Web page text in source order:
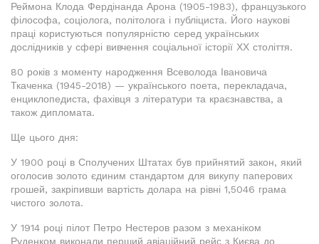
Реймона Клода Фердінанда Арона (1905-1983), французького
філософа, соціолога, політолога і публіциста. Його наукові
праці користуються популярністю серед українських
дослідників у сфері вивчення соціальної історії ХХ століття.
80 років з моменту народження Всеволода Івановича
Ткаченка (1945-2018) — українського поета, перекладача,
енциклопедиста, фахівця з літератури та краєзнавства, а
також дипломата.
Ще цього дня:
У 1900 році в Сполучених Штатах був прийнятий закон, який
оголосив золото єдиним стандартом для викупу паперових
грошей, закріпивши вартість долара на рівні 1,5046 грама
чистого золота.
У 1914 році пілот Петро Нестеров разом з механіком
Руденком виконали перший авіаційний рейс з Києва до